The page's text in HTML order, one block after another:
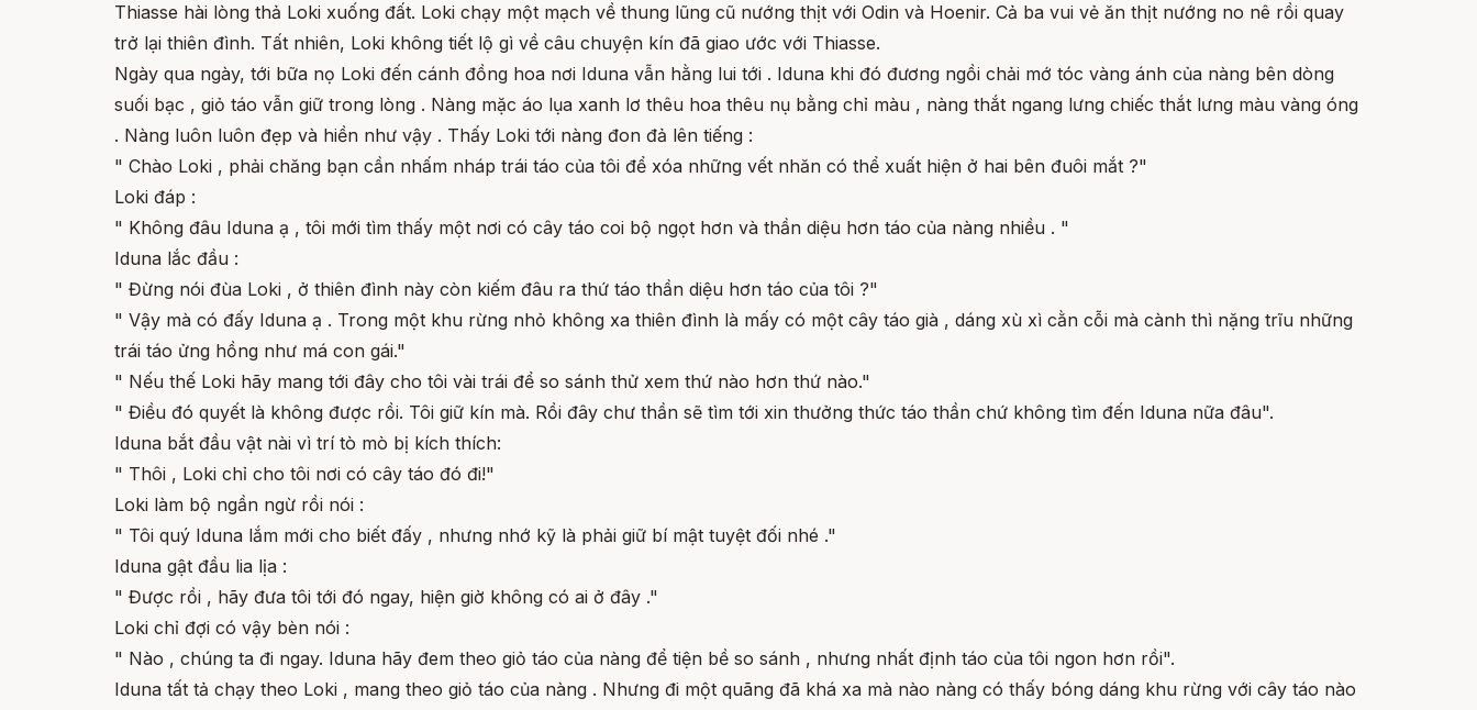
Thiasse hài lòng thả Loki xuống đất. Loki chạy một mạch về thung lũng cũ nướng thịt với Odin và Hoenir. Cả ba vui vẻ ăn thịt nướng no nê rồi quay
trở lại thiên đình. Tất nhiên, Loki không tiết lộ gì về câu chuyện kín đã giao ước với Thiasse.
Ngày qua ngày, tới bữa nọ Loki đến cánh đồng hoa nơi Iduna vẫn hằng lui tới . Iduna khi đó đương ngồi chải mớ tóc vàng ánh của nàng bên dòng
suối bạc , giỏ táo vẫn giữ trong lòng . Nàng mặc áo lụa xanh lơ thêu hoa thêu nụ bằng chỉ màu , nàng thắt ngang lưng chiếc thắt lưng màu vàng óng
. Nàng luôn luôn đẹp và hiền như vậy . Thấy Loki tới nàng đon đả lên tiếng :
" Chào Loki , phải chăng bạn cần nhấm nháp trái táo của tôi để xóa những vết nhăn có thể xuất hiện ở hai bên đuôi mắt ?"
Loki đáp :
" Không đâu Iduna ạ , tôi mới tìm thấy một nơi có cây táo coi bộ ngọt hơn và thần diệu hơn táo của nàng nhiều . "
Iduna lắc đầu :
" Đừng nói đùa Loki , ở thiên đình này còn kiếm đâu ra thứ táo thần diệu hơn táo của tôi ?"
" Vậy mà có đấy Iduna ạ . Trong một khu rừng nhỏ không xa thiên đình là mấy có một cây táo già , dáng xù xì cằn cỗi mà cành thì nặng trĩu những
trái táo ửng hồng như má con gái."
" Nếu thế Loki hãy mang tới đây cho tôi vài trái để so sánh thử xem thứ nào hơn thứ nào."
" Điều đó quyết là không được rồi. Tôi giữ kín mà. Rồi đây chư thần sẽ tìm tới xin thưởng thức táo thần chứ không tìm đến Iduna nữa đâu".
Iduna bắt đầu vật nài vì trí tò mò bị kích thích:
" Thôi , Loki chỉ cho tôi nơi có cây táo đó đi!"
Loki làm bộ ngần ngừ rồi nói :
" Tôi quý Iduna lắm mới cho biết đấy , nhưng nhớ kỹ là phải giữ bí mật tuyệt đối nhé ."
Iduna gật đầu lia lịa :
" Được rồi , hãy đưa tôi tới đó ngay, hiện giờ không có ai ở đây ."
Loki chỉ đợi có vậy bèn nói :
" Nào , chúng ta đi ngay. Iduna hãy đem theo giỏ táo của nàng để tiện bề so sánh , nhưng nhất định táo của tôi ngon hơn rồi".
Iduna tất tả chạy theo Loki , mang theo giỏ táo của nàng . Nhưng đi một quãng đã khá xa mà nào nàng có thấy bóng dáng khu rừng với cây táo nào